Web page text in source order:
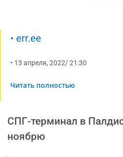
• err.ee
• 13 апреля, 2022/21:30
Читать полностью
СПГ-терминал в
ноябрю